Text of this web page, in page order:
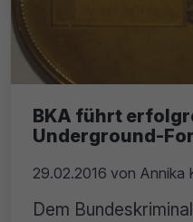
BKA führt
Underground-
29.02.2016 von Annika
Dem